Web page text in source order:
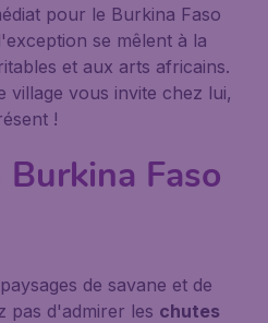
pour le Burkina Faso
se mêlent à la
et aux arts africains.
village vous invite chez lui,
!
Faso
de savane et de
pas d'admirer les chutes